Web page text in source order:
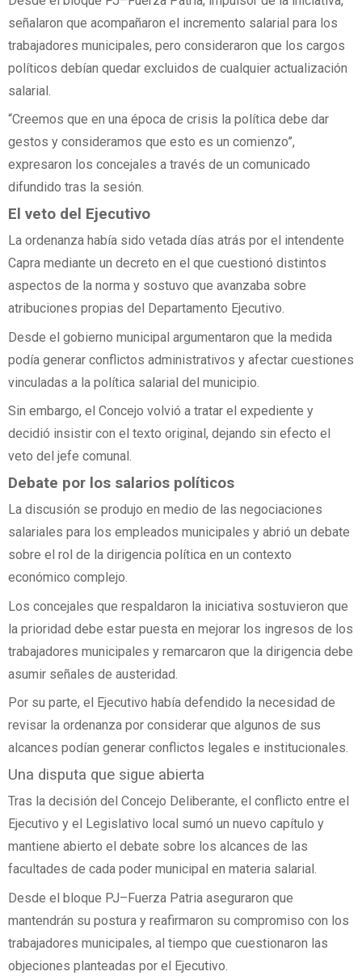
señalaron que acompañaron el incremento salarial para los
trabajadores municipales, pero consideraron que los cargos
políticos debían quedar excluidos de cualquier actualización
salarial.
“Creemos que en una época de crisis la política debe dar
gestos y consideramos que esto es un comienzo”,
expresaron los concejales a través de un comunicado
difundido tras la sesión.
El veto del Ejecutivo
La ordenanza había sido vetada días atrás por el intendente
Capra mediante un decreto en el que cuestionó distintos
aspectos de la norma y sostuvo que avanzaba sobre
atribuciones propias del Departamento Ejecutivo.
Desde el gobierno municipal argumentaron que la medida
podía generar conflictos administrativos y afectar cuestiones
vinculadas a la política salarial del municipio.
Sin embargo, el Concejo volvió a tratar el expediente y
decidió insistir con el texto original, dejando sin efecto el
veto del jefe comunal.
Debate por los salarios políticos
La discusión se produjo en medio de las negociaciones
salariales para los empleados municipales y abrió un debate
sobre el rol de la dirigencia política en un contexto
económico complejo.
Los concejales que respaldaron la iniciativa sostuvieron que
la prioridad debe estar puesta en mejorar los ingresos de los
trabajadores municipales y remarcaron que la dirigencia debe
asumir señales de austeridad.
Por su parte, el Ejecutivo había defendido la necesidad de
revisar la ordenanza por considerar que algunos de sus
alcances podían generar conflictos legales e institucionales.
Una disputa que sigue abierta
Tras la decisión del Concejo Deliberante, el conflicto entre el
Ejecutivo y el Legislativo local sumó un nuevo capítulo y
mantiene abierto el debate sobre los alcances de las
facultades de cada poder municipal en materia salarial.
Desde el bloque PJ–Fuerza Patria aseguraron que
mantendrán su postura y reafirmaron su compromiso con los
trabajadores municipales, al tiempo que cuestionaron las
objeciones planteadas por el Ejecutivo.